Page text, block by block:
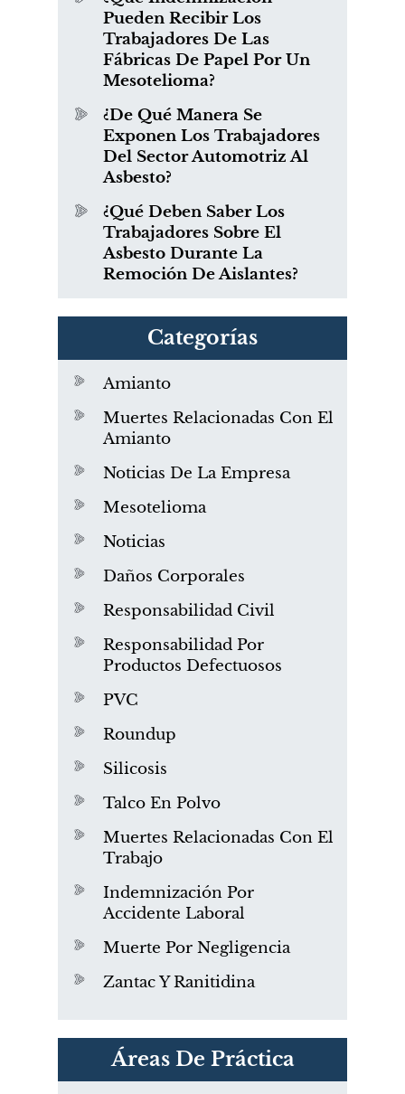
Pueden Recibir Los
Trabajadores De Las
Fábricas De Papel Por Un
Mesotelioma?
¿De Qué Manera Se
Exponen Los Trabajadores
Del Sector Automotriz Al
Asbesto?
¿Qué Deben Saber Los
Trabajadores Sobre El
Asbesto Durante La
Remoción De Aislantes?
Categorías
Amianto
Muertes Relacionadas Con El
Amianto
Noticias De La Empresa
Mesotelioma
Noticias
Daños Corporales
Responsabilidad Civil
Responsabilidad Por
Productos Defectuosos
PVC
Roundup
Silicosis
Talco En Polvo
Muertes Relacionadas Con El
Trabajo
Indemnización Por
Accidente Laboral
Muerte Por Negligencia
Zantac Y Ranitidina
Áreas De Práctica
PVC Cloruro de polivinilo
Exposición